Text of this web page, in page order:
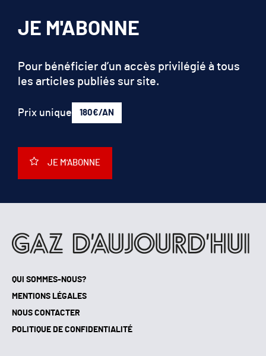
QUI SOMMES-NOUS?
MENTIONS LÉGALES
NOUS CONTACTER
POLITIQUE DE CONFIDENTIALITÉ
JE M'ABONNE
Pour bénéficier d’un accès privilégié à tous
les articles publiés sur site.
Prix unique 180€/AN
JE M'ABONNE